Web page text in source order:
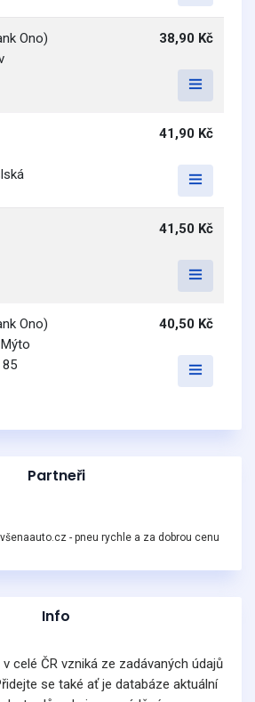
Ono)
38,90 Kč
41,90 Kč
41,50 Kč
Ono)
40,50 Kč
Partneři
- pneu rychle a za dobrou cenu
Info
celé ČR vzniká ze zadávaných údajů
se také ať je databáze aktuální